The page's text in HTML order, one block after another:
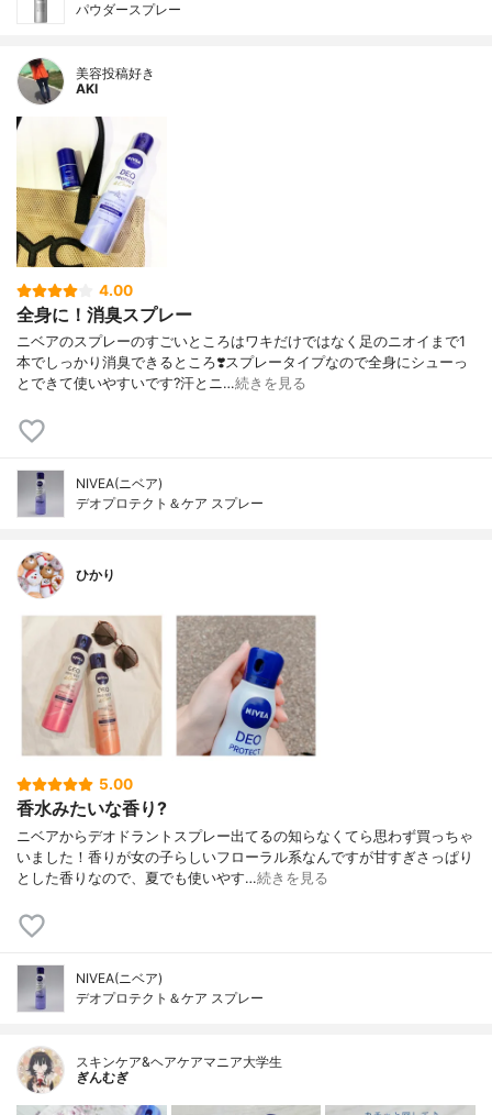
パウダースプレー
美容投稿好き
AKI
4.00
全身に！消臭スプレー
ニベアのスプレーのすごいところはワキだけではなく足のニオイまで1
本でしっかり消臭できるところ❣️スプレータイプなので全身にシューっ
とできて使いやすいです?汗とニ…続きを見る
NIVEA(ニベア)
デオプロテクト＆ケア スプレー
ひかり
5.00
香水みたいな香り?
ニベアからデオドラントスプレー出てるの知らなくてら思わず買っちゃ
いました！香りが女の子らしいフローラル系なんですが甘すぎさっぱり
とした香りなので、夏でも使いやす…続きを見る
NIVEA(ニベア)
デオプロテクト＆ケア スプレー
スキンケア&ヘアケアマニア大学生
ぎんむぎ